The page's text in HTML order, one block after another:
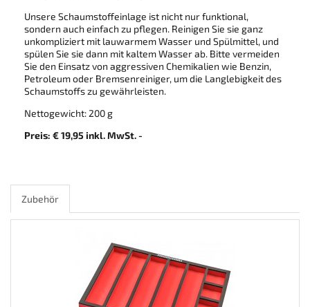
Unsere Schaumstoffeinlage ist nicht nur funktional,
sondern auch einfach zu pflegen. Reinigen Sie sie ganz
unkompliziert mit lauwarmem Wasser und Spülmittel, und
spülen Sie sie dann mit kaltem Wasser ab. Bitte vermeiden
Sie den Einsatz von aggressiven Chemikalien wie Benzin,
Petroleum oder Bremsenreiniger, um die Langlebigkeit des
Schaumstoffs zu gewährleisten.
Nettogewicht: 200 g
Preis: € 19,95 inkl. MwSt. -
Zubehör